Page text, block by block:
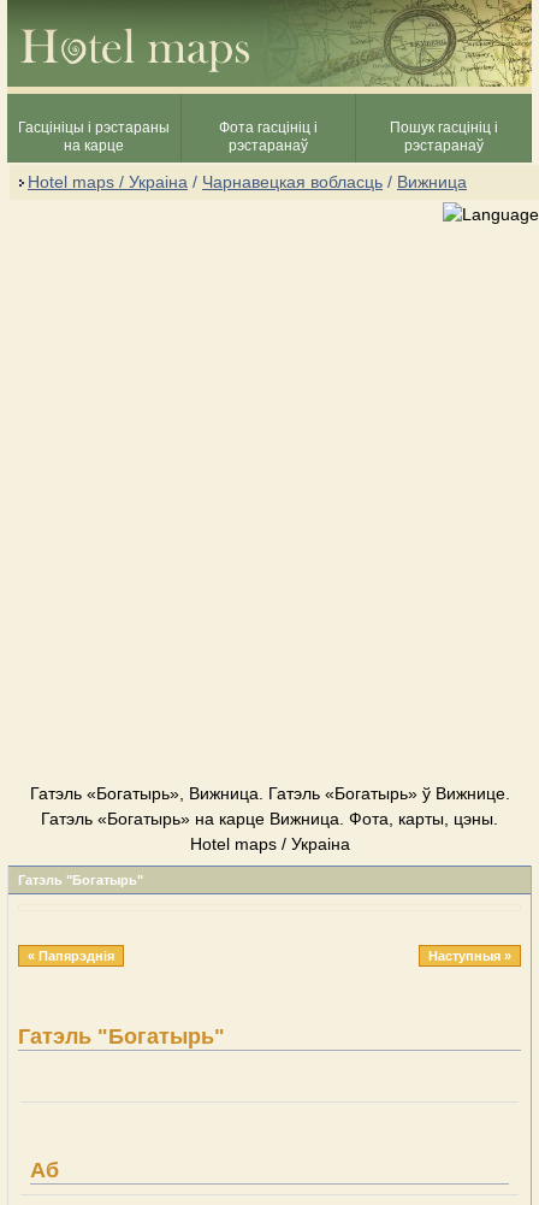
Гасцініцы і рэстараны
на карце
Фота гасцініц і
рэстаранаў
Пошук гасцініц і
рэстаранаў
Hotel maps / Украіна / Чарнавецкая вобласць / Вижница
Гатэль «Богатырь», Вижница. Гатэль «Богатырь» ў Вижнице.
Гатэль «Богатырь» на карце Вижница. Фота, карты, цэны.
Hotel maps / Украіна
Гатэль "Богатырь"
« Папярэднія Наступныя »
Гатэль "Богатырь"
Аб